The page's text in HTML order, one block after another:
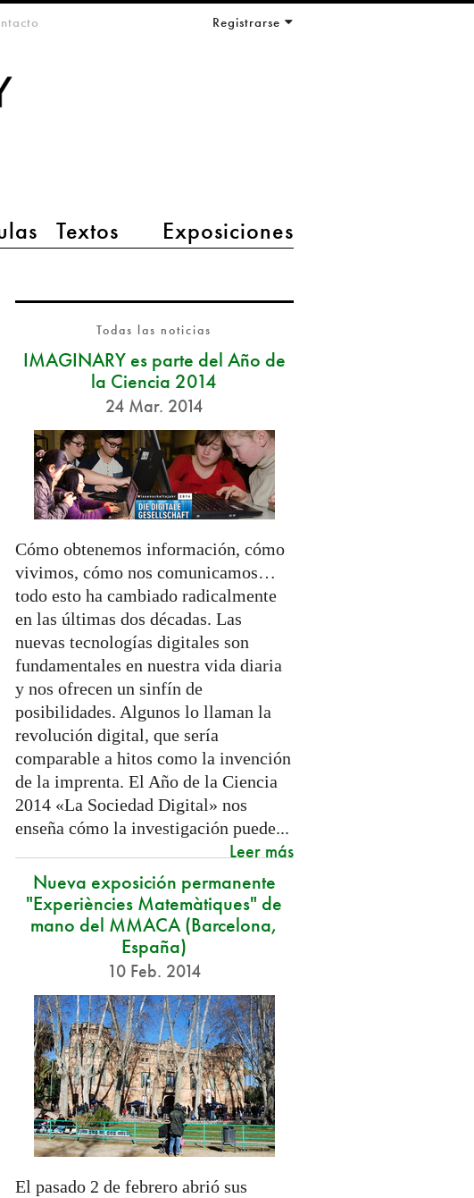
Textos Exposiciones
Registrarse
Todas las noticias
IMAGINARY es parte del Año de
la Ciencia 2014
24 Mar. 2014
Cómo obtenemos información, cómo
vivimos, cómo nos comunicamos…
todo esto ha cambiado radicalmente
en las últimas dos décadas. Las
nuevas tecnologías digitales son
fundamentales en nuestra vida diaria
y nos ofrecen un sinfín de
posibilidades. Algunos lo llaman la
revolución digital, que sería
comparable a hitos como la invención
de la imprenta. El Año de la Ciencia
2014 «La Sociedad Digital» nos
enseña cómo la investigación puede...
Leer más
Nueva exposición permanente
"Experiències Matemàtiques" de
mano del MMACA (Barcelona,
España)
10 Feb. 2014
El pasado 2 de febrero abrió sus